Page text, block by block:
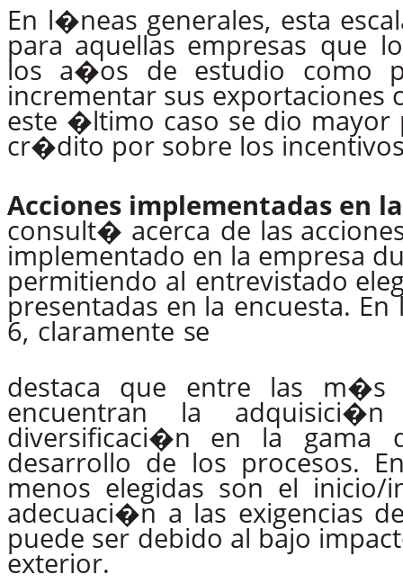
En l�neas generales, esta
para aquellas empresas que
los a�os de estudio como
incrementar sus exportaciones
este �ltimo caso se dio mayor
cr�dito por sobre los
Acciones implementadas en
consult� acerca de las
implementado en la empresa
permitiendo al entrevistado
presentadas en la encuesta. En
6, claramente se
destaca que entre las m�s
encuentran la
diversificaci�n en la gama
desarrollo de los procesos.
menos elegidas son el inicio/
adecuaci�n a las exigencias
puede ser debido al bajo
exterior.